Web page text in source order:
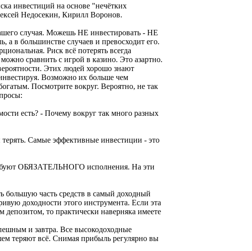
инвестиций на основе "нечётких
Недосекин, Кирилл Воронов.
случая. Можешь НЕ инвестировать - НЕ
а в большинстве случаев и превосходит его.
Риск всё потерять всегда
сравнить с игрой в казино. Это азартно.
Этих людей хорошо знают
Возможно их больше чем
Посмотрите вокруг. Вероятно, не так
есть? - Почему вокруг так много разных
Самые эффективные инвестиции - это
ОБЯЗАТЕЛЬНОГО исполнения. На эти
большую часть средств в самый доходный
доходности этого инструмента. Если эта
то практически наверняка имеете
и завтра. Все высокодоходные
теряют всё. Снимая прибыль регулярно вы